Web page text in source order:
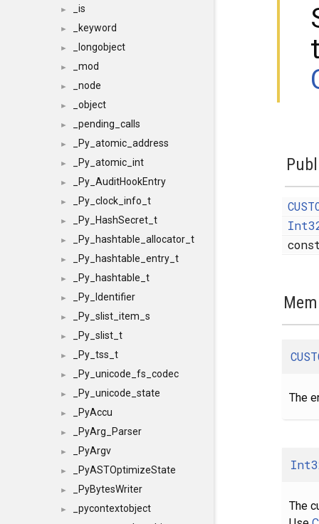
► _is
► _keyword
► _longobject
► _mod
► _node
► _object
► _pending_calls
► _Py_atomic_address
► _Py_atomic_int
► _Py_AuditHookEntry
► _Py_clock_info_t
► _Py_HashSecret_t
► _Py_hashtable_allocator_t
► _Py_hashtable_entry_t
► _Py_hashtable_t
► _Py_Identifier
► _Py_slist_item_s
► _Py_slist_t
► _Py_tss_t
► _Py_unicode_fs_codec
► _Py_unicode_state
► _PyAccu
► _PyArg_Parser
► _PyArgv
► _PyASTOptimizeState
► _PyBytesWriter
►
_pycontextobject
The
The